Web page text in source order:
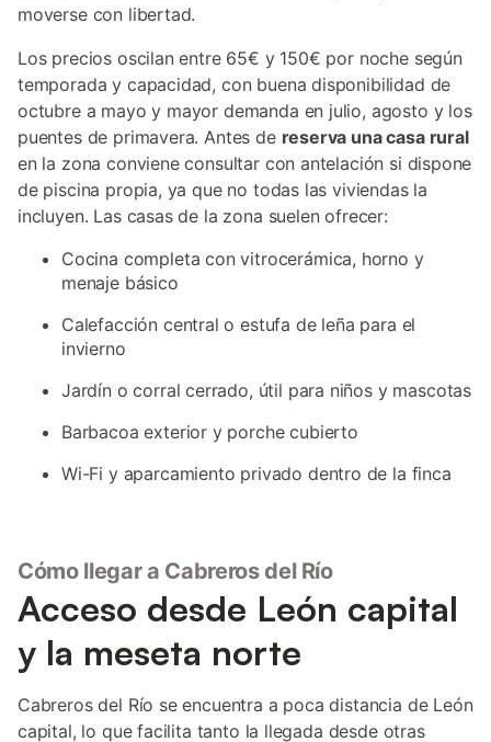
moverse con libertad.
Los precios oscilan entre 65€ y 150€ por noche según
temporada y capacidad, con buena disponibilidad de
octubre a mayo y mayor demanda en julio, agosto y los
puentes de primavera. Antes de reserva una casa rural
en la zona conviene consultar con antelación si dispone
de piscina propia, ya que no todas las viviendas la
incluyen. Las casas de la zona suelen ofrecer:
Cocina completa con vitrocerámica, horno y
menaje básico
Calefacción central o estufa de leña para el
invierno
Jardín o corral cerrado, útil para niños y mascotas
Barbacoa exterior y porche cubierto
Wi-Fi y aparcamiento privado dentro de la finca
Cómo llegar a Cabreros del Río
Acceso desde León capital
y la meseta norte
Cabreros del Río se encuentra a poca distancia de León
capital, lo que facilita tanto la llegada desde otras